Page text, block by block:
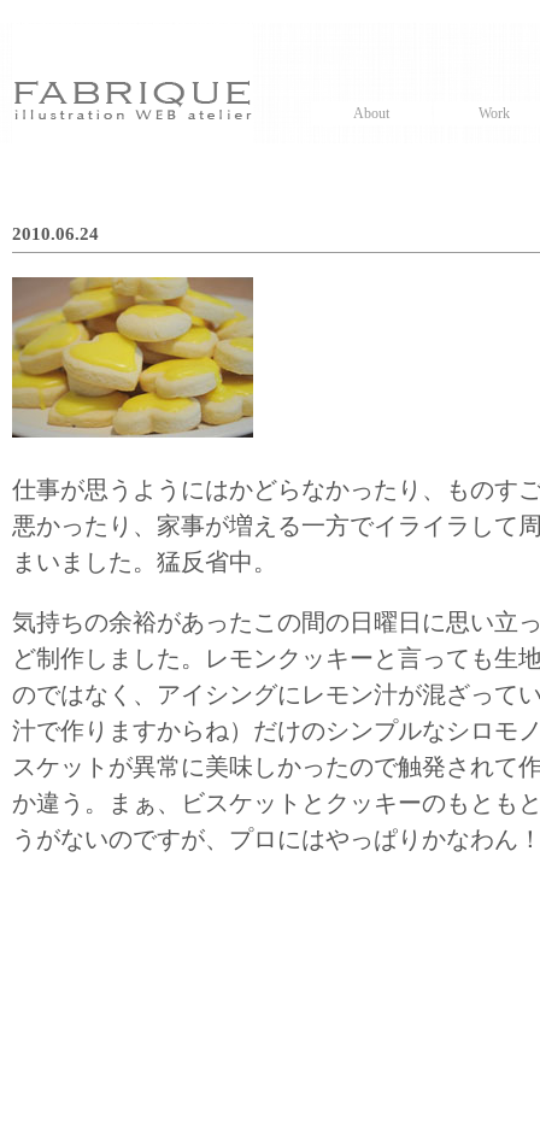
About Work
2010.06.24
仕事が思うようにはかどらなかったり、ものす
悪かったり、家事が増える一方でイライラして
まいました。猛反省中。
気持ちの余裕があったこの間の日曜日に思い立
ど制作しました。レモンクッキーと言っても生
のではなく、アイシングにレモン汁が混ざって
汁で作りますからね）だけのシンプルなシロモ
スケットが異常に美味しかったので触発されて
か違う。まぁ、ビスケットとクッキーのもとも
うがないのですが、プロにはやっぱりかなわん